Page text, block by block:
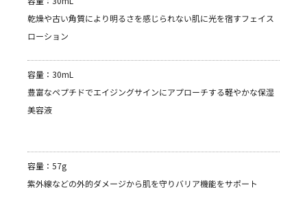
乾燥や古い角質により明るさを感じられない肌に光を宿すフェイス
ローション
容量：30mL
豊富なペプチドでエイジングサインにアプローチする軽やかな保湿
美容液
容量：57g
紫外線などの外的ダメージから肌を守りバリア機能をサポート